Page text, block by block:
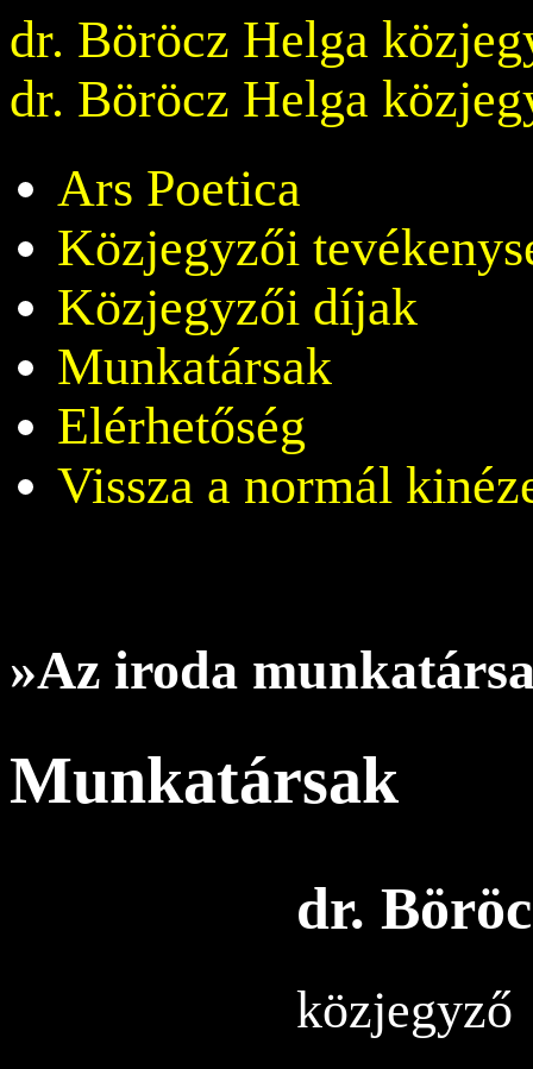
dr. Böröcz Helga
dr. Böröcz Helga
Ars Poetica
Közjegyzői
Közjegyzői díjak
Munkatársak
Elérhetőség
Vissza a normál
»Az iroda
Munkatársak
dr.
közjegyző